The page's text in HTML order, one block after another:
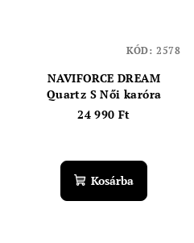
NAVIFORCE DREAM
Quartz S Női karóra
24 990 Ft
Kosárba
KÓD: 2578